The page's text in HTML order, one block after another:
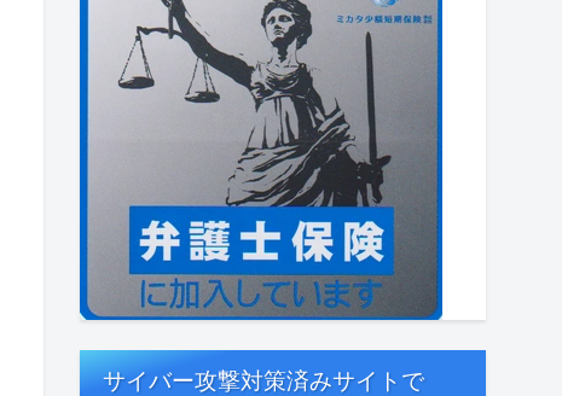
サイバー攻撃対策済みサイトで